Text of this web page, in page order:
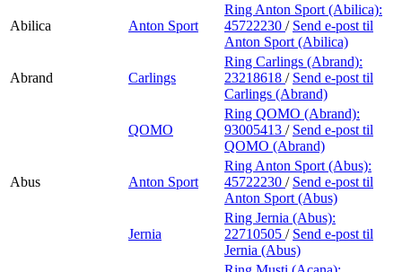
Abilica Anton Sport
Ring Anton Sport (Abilica):
45722230 / Send e-post til
Anton Sport (Abilica)
Abrand Carlings
Ring Carlings (Abrand):
23218618 / Send e-post til
Carlings (Abrand)
QOMO
Ring QOMO (Abrand):
93005413 / Send e-post til
QOMO (Abrand)
Abus Anton Sport
Ring Anton Sport (Abus):
45722230 / Send e-post til
Anton Sport (Abus)
Jernia
Ring Jernia (Abus):
22710505 / Send e-post til
Jernia (Abus)